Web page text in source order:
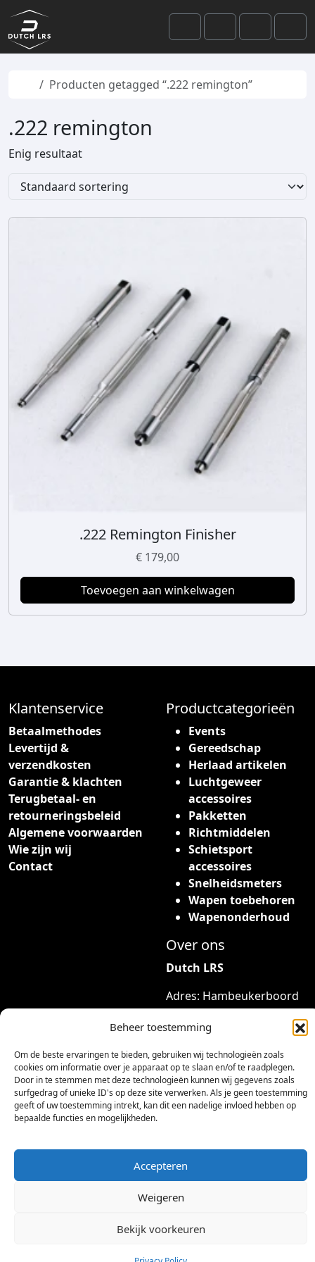
Beheer toestemming
Om de beste ervaringen te bieden, gebruiken wij technologieën zoals
cookies om informatie over je apparaat op te slaan en/of te raadplegen.
Door in te stemmen met deze technologieën kunnen wij gegevens zoals
surfgedrag of unieke ID's op deze site verwerken. Als je geen toestemming
geeft of uw toestemming intrekt, kan dit een nadelige invloed hebben op
bepaalde functies en mogelijkheden.
Accepteren
Weigeren
Bekijk voorkeuren
Skip to content
Skip to footer
SearchAccount
Cart
Home
Producten getagged “.222 remington”
.222 remington
Enig resultaat
.222 Remington Finisher
€ 179,00
Toevoegen aan winkelwagen
Klantenservice
Betaalmethodes
Levertijd &
verzendkosten
Garantie & klachten
Terugbetaal- en
retourneringsbeleid
Algemene voorwaarden
Wie zijn wij
Contact
Productcategorieën
Events
Gereedschap
Herlaad artikelen
Luchtgeweer
accessoires
Pakketten
Richtmiddelen
Schietsport
accessoires
Snelheidsmeters
Wapen toebehoren
Wapenonderhoud
Over ons
Dutch LRS
Adres: Hambeukerboord
35
6418BP Heerlen
info@dutchlrs.nl
+31 45 2123953
2026 Dutch LRS